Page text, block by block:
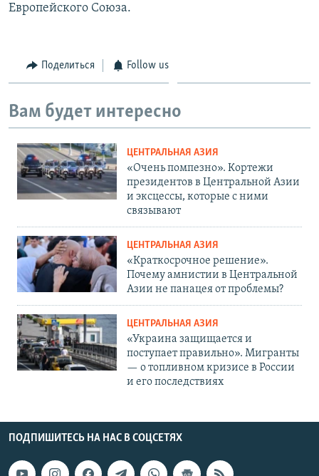
Европейского Союза.
Поделиться Follow us
Вам будет интересно
ЦЕНТРАЛЬНАЯ АЗИЯ
«Очень помпезно». Кортежи
президентов в Центральной Азии
и эксцессы, которые с ними
связывают
ЦЕНТРАЛЬНАЯ АЗИЯ
«Краткосрочное решение».
Почему амнистии в Центральной
Азии не панацея от проблемы?
ЦЕНТРАЛЬНАЯ АЗИЯ
«Украина защищается и
поступает правильно». Мигранты
— о топливном кризисе в России
и его последствиях
ПОДПИШИТЕСЬ НА НАС В СОЦСЕТЯХ